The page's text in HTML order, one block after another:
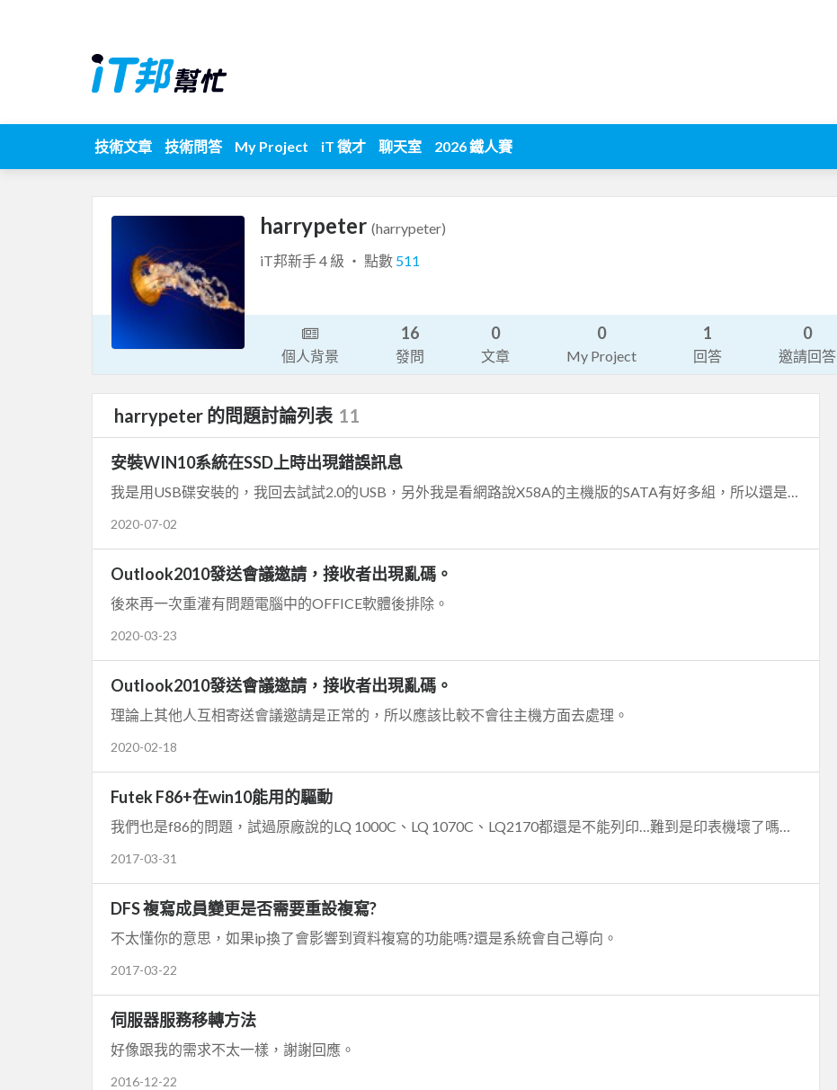
技術文章 技術問答 My Project iT 徵才 聊天室 2026 鐵人賽
harrypeter (harrypeter)
iT邦新手 4 級 ‧ 點數 511
個人背景
16
發問
0
文章
0
My Project
1
回答
0
邀請回答
harrypeter 的問題討論列表 11
安裝WIN10系統在SSD上時出現錯誤訊息
2020-07-02
Outlook2010發送會議邀請，接收者出現亂碼。
後來再一次重灌有問題電腦中的OFFICE軟體後排除。
2020-03-23
Outlook2010發送會議邀請，接收者出現亂碼。
理論上其他人互相寄送會議邀請是正常的，所以應該比較不會往主機方面去處理。
2020-02-18
Futek F86+在win10能用的驅動
我們也是f86的問題，試過原廠說的LQ 1000C、LQ 1070C、LQ2170都還是不能列印…難到是印表機壞了嗎…
2017-03-31
DFS 複寫成員變更是否需要重設複寫?
不太懂你的意思，如果ip換了會影響到資料複寫的功能嗎?還是系統會自己導向。
2017-03-22
伺服器服務移轉方法
好像跟我的需求不太一樣，謝謝回應。
2016-12-22